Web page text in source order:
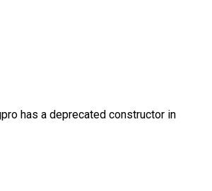
has a deprecated constructor in